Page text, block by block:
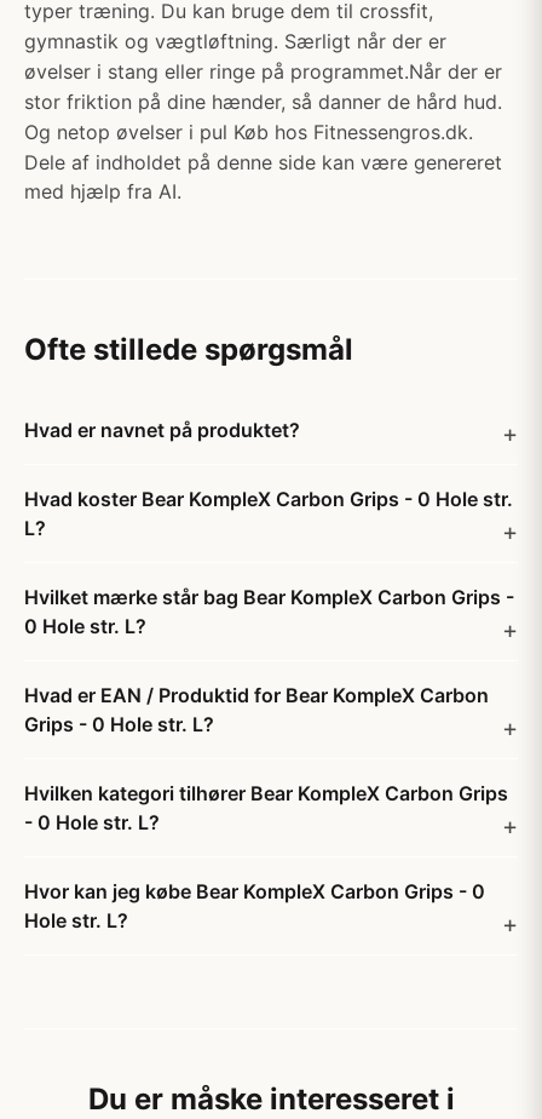
typer træning. Du kan bruge dem til crossfit,
gymnastik og vægtløftning. Særligt når der er
øvelser i stang eller ringe på programmet.Når der er
stor friktion på dine hænder, så danner de hård hud.
Og netop øvelser i pul Køb hos Fitnessengros.dk.
Dele af indholdet på denne side kan være genereret
med hjælp fra AI.
Ofte stillede spørgsmål
Hvad er navnet på produktet?
Hvad koster Bear KompleX Carbon Grips - 0 Hole str.
L?
Hvilket mærke står bag Bear KompleX Carbon Grips -
0 Hole str. L?
Hvad er EAN / Produktid for Bear KompleX Carbon
Grips - 0 Hole str. L?
Hvilken kategori tilhører Bear KompleX Carbon Grips
- 0 Hole str. L?
Hvor kan jeg købe Bear KompleX Carbon Grips - 0
Hole str. L?
Du er måske interesseret i